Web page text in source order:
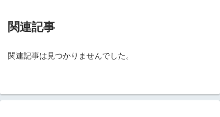
関連記事
関連記事は見つかりませんでした。